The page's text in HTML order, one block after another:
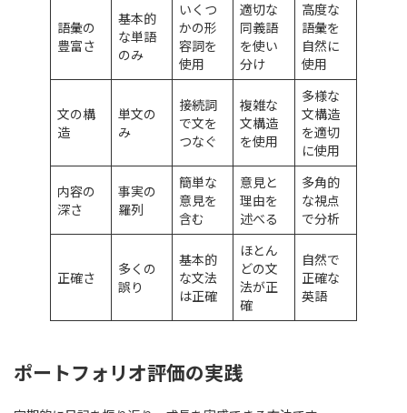
語彙の
豊富さ
基本的
な単語
のみ
いくつ
かの形
容詞を
使用
適切な
同義語
を使い
分け
高度な
語彙を
自然に
使用
文の構
造
単文の
み
接続詞
で文を
つなぐ
複雑な
文構造
を使用
多様な
文構造
を適切
に使用
内容の
深さ
事実の
羅列
簡単な
意見を
含む
意見と
理由を
述べる
多角的
な視点
で分析
正確さ
多くの
誤り
基本的
な文法
は正確
ほとん
どの文
法が正
確
自然で
正確な
英語
ポートフォリオ評価の実践